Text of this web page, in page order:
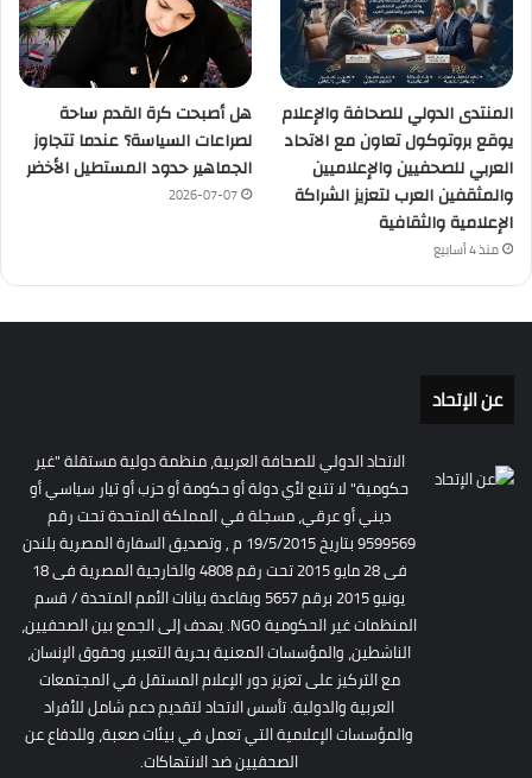
المنتدى الدولي للصحافة والإعلام
يوقع بروتوكول تعاون مع الاتحاد
العربي للصحفيين والإعلاميين
والمثقفين العرب لتعزيز الشراكة
الإعلامية والثقافية
منذ 4 أسابيع
هل أصبحت كرة القدم ساحة
لصراعات السياسة؟ عندما تتجاوز
الجماهير حدود المستطيل الأخضر
2026-07-07
عن الإتحاد
الاتحاد الدولي للصحافة العربية، منظمة دولية مستقلة "غير
حكومية" لا تتبع لأي دولة أو حكومة أو حزب أو تيار سياسي أو
ديني أو عرقي، مسجلة في المملكة المتحدة تحت رقم
9599569 بتاريخ 19/5/2015 م , وتصديق السفارة المصرية بلندن
فى 28 مايو 2015 تحت رقم 4808 والخارجية المصرية فى 18
يونيو 2015 برقم 5657 وبقاعدة بيانات الأمم المتحدة / قسم
المنظمات غير الحكومية NGO. يهدف إلى الجمع بين الصحفيين،
الناشطين، والمؤسسات المعنية بحرية التعبير وحقوق الإنسان،
مع التركيز على تعزيز دور الإعلام المستقل في المجتمعات
العربية والدولية. تأسس الاتحاد لتقديم دعم شامل للأفراد
والمؤسسات الإعلامية التي تعمل في بيئات صعبة، وللدفاع عن
الصحفيين ضد الانتهاكات.